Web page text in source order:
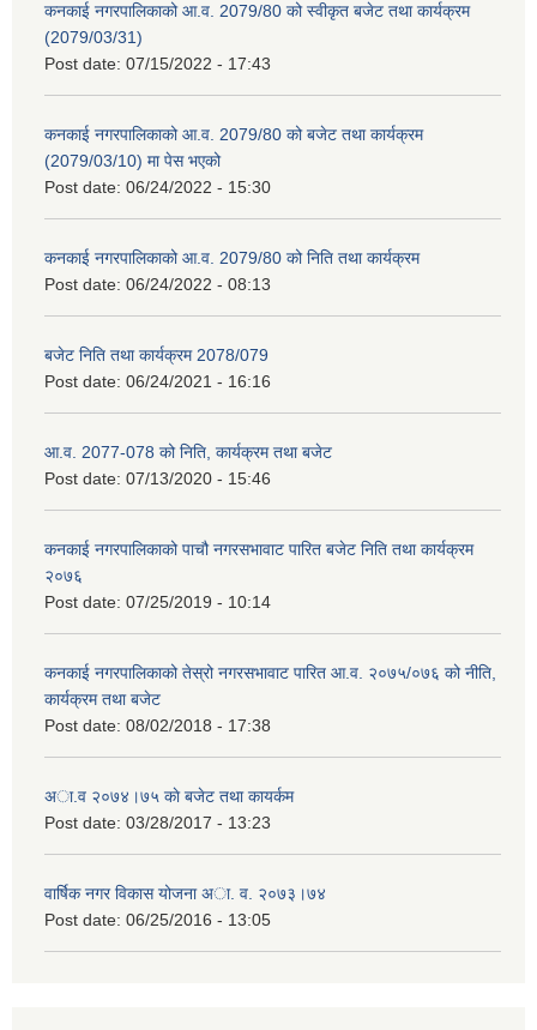
कनकाई नगरपालिकाको आ.व. 2079/80 को स्वीकृत बजेट तथा कार्यक्रम
(2079/03/31)
Post date: 07/15/2022 - 17:43
कनकाई नगरपालिकाको आ.व. 2079/80 को बजेट तथा कार्यक्रम
(2079/03/10) मा पेस भएको
Post date: 06/24/2022 - 15:30
कनकाई नगरपालिकाको आ.व. 2079/80 को निति तथा कार्यक्रम
Post date: 06/24/2022 - 08:13
बजेट निति तथा कार्यक्रम 2078/079
Post date: 06/24/2021 - 16:16
आ.व. 2077-078 को निति, कार्यक्रम तथा बजेट
Post date: 07/13/2020 - 15:46
कनकाई नगरपालिकाको पाचौ नगरसभावाट पारित बजेट निति तथा कार्यक्रम
२०७६
Post date: 07/25/2019 - 10:14
कनकाई नगरपालिकाको तेस्रो नगरसभावाट पारित आ.व. २०७५/०७६ को नीति,
कार्यक्रम तथा बजेट
Post date: 08/02/2018 - 17:38
अा.व २०७४।७५ काे बजेट तथा कायर्कम
Post date: 03/28/2017 - 13:23
वार्षिक नगर विकास योजना अा. व. २०७३।७४
Post date: 06/25/2016 - 13:05